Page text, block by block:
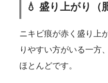
💧 盛り上がり（
ニキビ痕が赤く盛り上
りやすい方がいる一方
ほとんどです。